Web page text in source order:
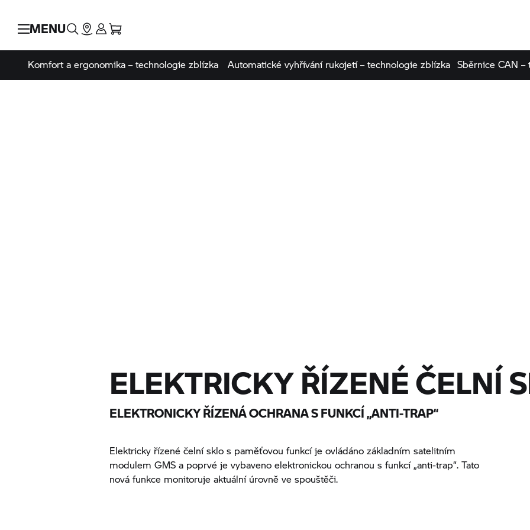
MENU
Komfort a ergonomika – technologie zblízka Automatické vyhřívání rukojetí – technologie zblízka Sběrnice CAN
ELEKTRICKY ŘÍZENÉ ČELNÍ
ELEKTRONICKY ŘÍZENÁ OCHRANA S FUNKCÍ „ANTI-TRAP“
Elektricky řízené čelní sklo s paměťovou funkcí je ovládáno základním satelitním
modulem GMS a poprvé je vybaveno elektronickou ochranou s funkcí „anti-trap“. Tato
nová funkce monitoruje aktuální úrovně ve spouštěči.